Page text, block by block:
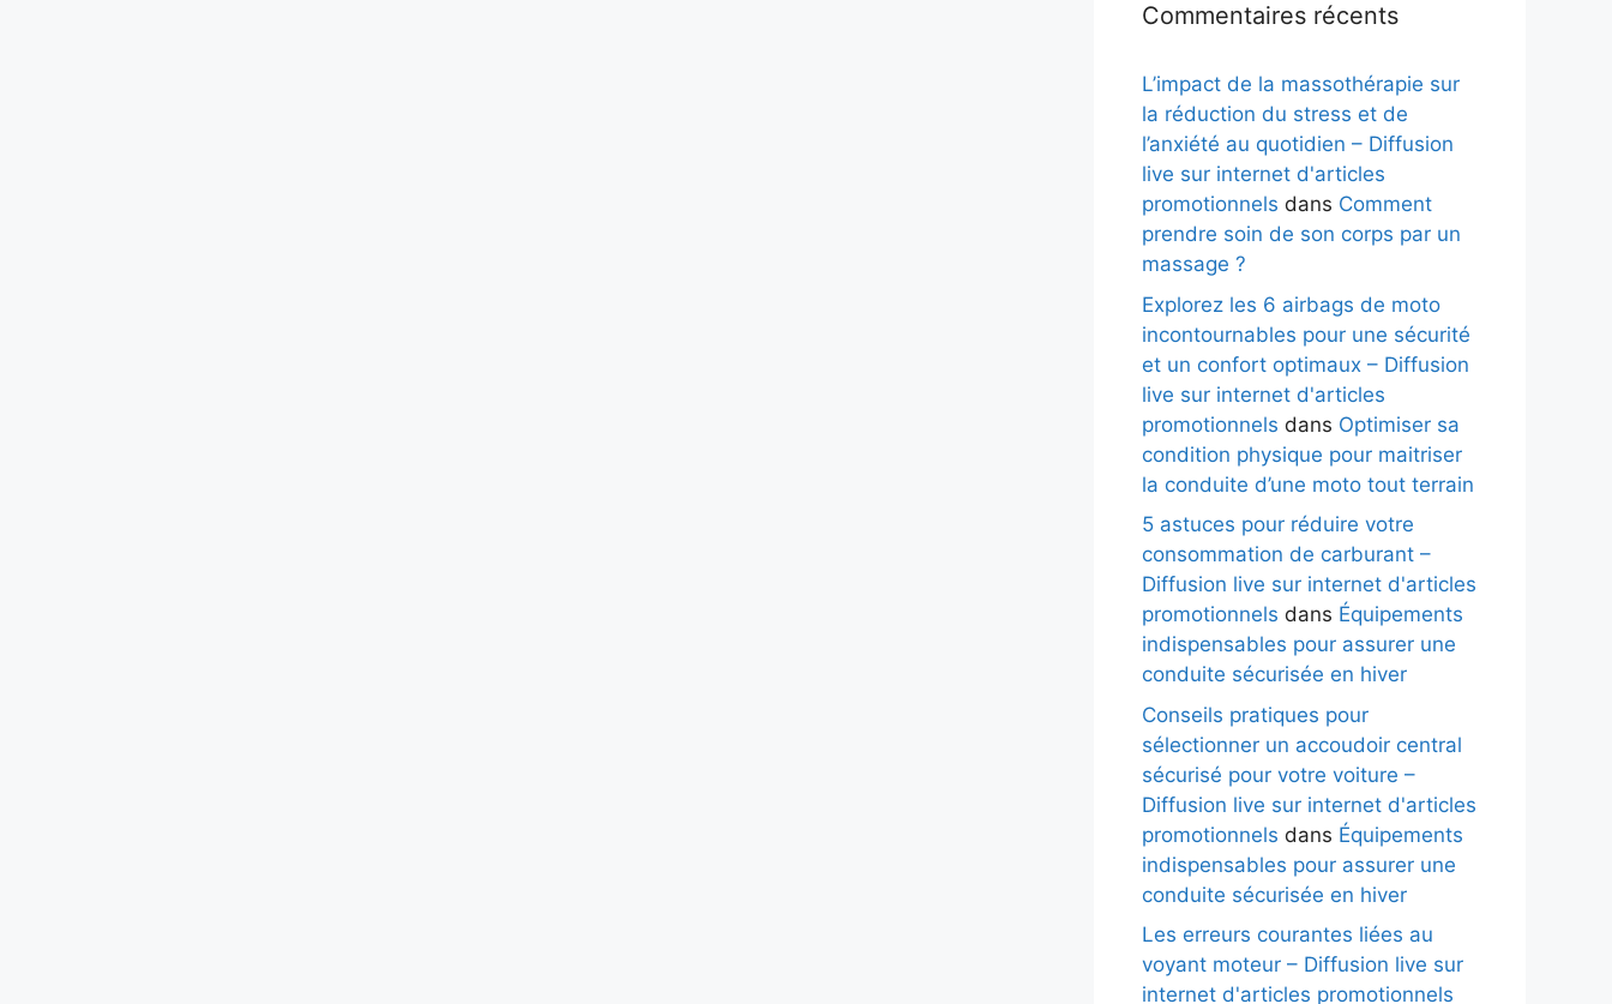
Commentaires récents
L’impact de la massothérapie sur
la réduction du stress et de
l’anxiété au quotidien – Diffusion
live sur internet d'articles
promotionnels dans Comment
prendre soin de son corps par un
massage ?
Explorez les 6 airbags de moto
incontournables pour une sécurité
et un confort optimaux – Diffusion
live sur internet d'articles
promotionnels dans Optimiser sa
condition physique pour maitriser
la conduite d’une moto tout terrain
5 astuces pour réduire votre
consommation de carburant –
Diffusion live sur internet d'articles
promotionnels dans Équipements
indispensables pour assurer une
conduite sécurisée en hiver
Conseils pratiques pour
sélectionner un accoudoir central
sécurisé pour votre voiture –
Diffusion live sur internet d'articles
promotionnels dans Équipements
indispensables pour assurer une
conduite sécurisée en hiver
Les erreurs courantes liées au
voyant moteur – Diffusion live sur
internet d'articles promotionnels